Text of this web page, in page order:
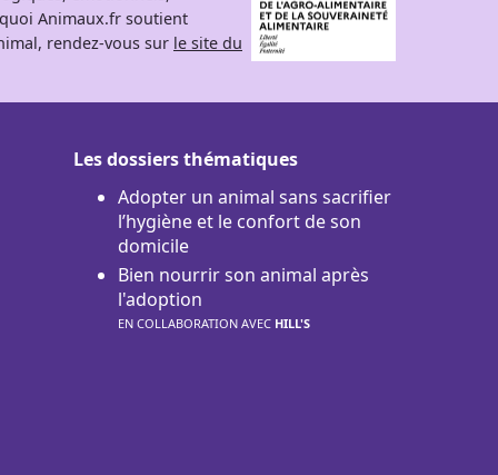
Animaux.fr soutient
rendez-vous sur le site du
Les dossiers thématiques
Adopter un animal sans sacrifier
l’hygiène et le confort de son
domicile
Bien nourrir son animal après
l'adoption
EN COLLABORATION AVEC HILL'S